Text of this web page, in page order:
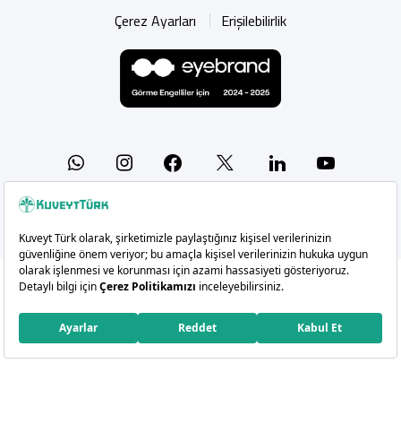
Çerez Ayarları Erişilebilirlik
WhatsappInstagramFacebook Linkedin
Copyright 2026 Kuveyt Türk Katılım Bankası A.Ş.